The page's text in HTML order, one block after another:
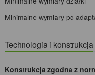
Minimalne wymiary po
Technologia i konstrukcja
Konstrukcja zgodna z